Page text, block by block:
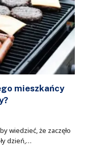
mieszkańcy
wiedzieć, że zaczęło
dzień,…